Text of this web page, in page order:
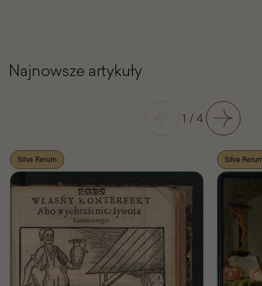
Najnowsze artykuły
1 /4 Następny
Silva Rerum Silva